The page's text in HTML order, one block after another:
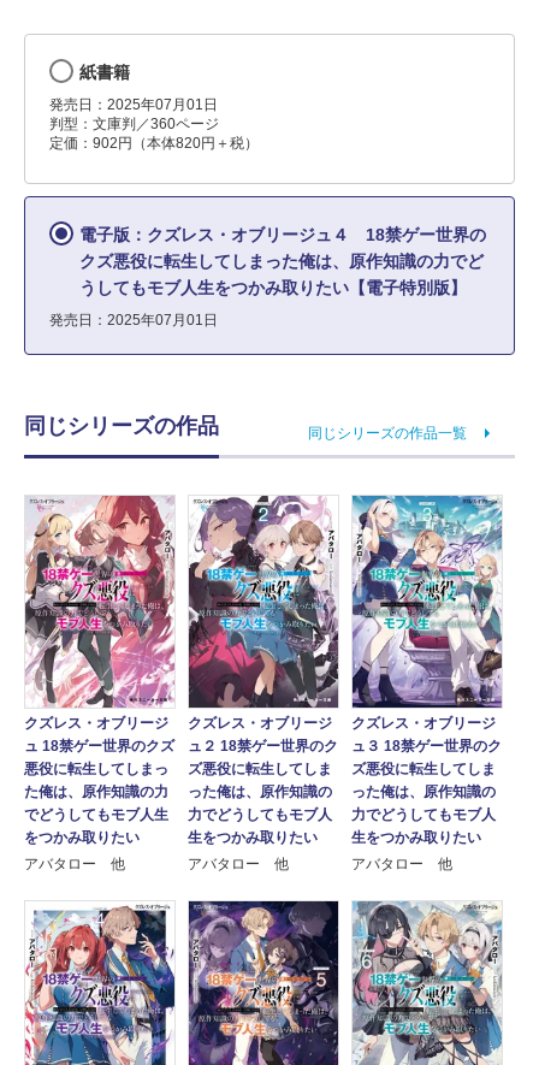
紙書籍
発売日：2025年07月01日
判型：文庫判／360ページ
定価：902円（本体820円＋税）
電子版：クズレス・オブリージュ４ 18禁ゲー世界の
クズ悪役に転生してしまった俺は、原作知識の力でど
うしてもモブ人生をつかみ取りたい【電子特別版】
発売日：2025年07月01日
同じシリーズの作品 同じシリーズの作品一覧
クズレス・オブリージ
ュ 18禁ゲー世界のクズ
悪役に転生してしまっ
た俺は、原作知識の力
でどうしてもモブ人生
をつかみ取りたい
アバタロー 他
クズレス・オブリージ
ュ２ 18禁ゲー世界のク
ズ悪役に転生してしま
った俺は、原作知識の
力でどうしてもモブ人
生をつかみ取りたい
アバタロー 他
クズレス・オブリージ
ュ３ 18禁ゲー世界のク
ズ悪役に転生してしま
った俺は、原作知識の
力でどうしてもモブ人
生をつかみ取りたい
アバタロー 他